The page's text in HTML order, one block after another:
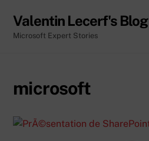
content
Valentin Lecerf's Blog
Microsoft Expert Stories
microsoft